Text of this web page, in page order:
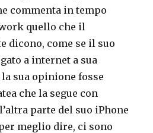
commenta in tempo
quello che il
dicono, come se il suo
a internet a sua
sua opinione fosse
che la segue con
parte del suo iPhone
meglio dire, ci sono